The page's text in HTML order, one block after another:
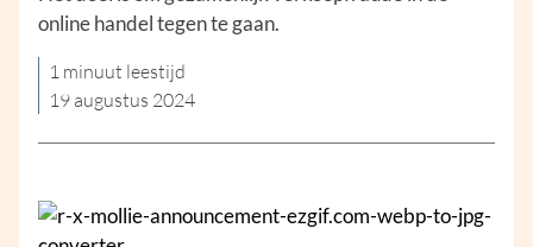
online handel tegen te gaan.
1 minuut leestijd
19 augustus 2024